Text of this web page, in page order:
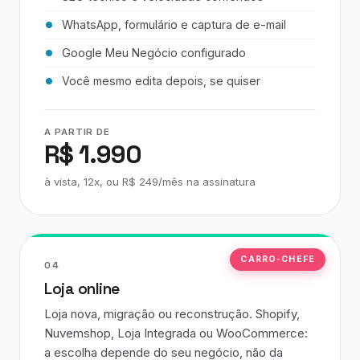
WhatsApp, formulário e captura de e-mail
Google Meu Negócio configurado
Você mesmo edita depois, se quiser
A PARTIR DE
R$ 1.990
à vista, 12x, ou R$ 249/mês na assinatura
CARRO-CHEFE
04
Loja online
Loja nova, migração ou reconstrução. Shopify,
Nuvemshop, Loja Integrada ou WooCommerce:
a escolha depende do seu negócio, não da